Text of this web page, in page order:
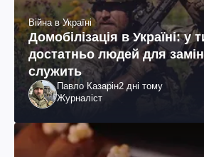
Війна в Україні
Домобілізація в Україні: у
достатньо людей для
служить
Павло Казарін2 дні тому
Журналіст